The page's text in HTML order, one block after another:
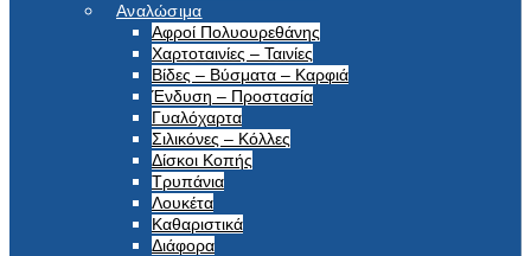
Αναλώσιμα
Αφροί Πολυουρεθάνης
Χαρτοταινίες – Ταινίες
Βίδες – Βύσματα – Καρφιά
Ένδυση – Προστασία
Γυαλόχαρτα
Σιλικόνες – Κόλλες
Δίσκοι Κοπής
Τρυπάνια
Λουκέτα
Καθαριστικά
Διάφορα